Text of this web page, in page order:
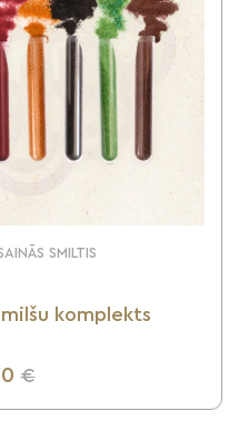
SMILTIS
komplekts
€